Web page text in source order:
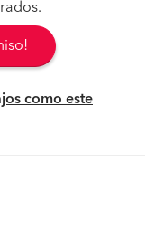
como este